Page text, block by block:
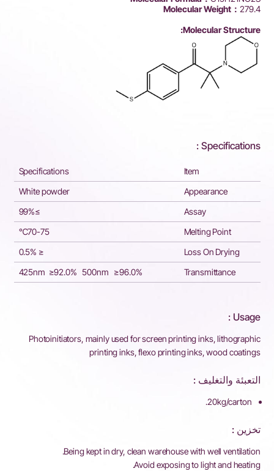
Molecular Weight： 279.4
Molecular Structure:
Specifications :
Item
Specifications
Appearance
White powder
Assay
≥99%
Melting Point
70-75℃
Loss On Drying
≤ 0.5%
Transmittance
425nm ≥92.0% 500nm ≥96.0%
Usage :
Photoinitiators, mainly used for screen printing inks, lithographic
printing inks, flexo printing inks, wood coatings
التعبئة والتغليف :
20kg/carton.
تخزين :
Being kept in dry, clean warehouse with well ventilation.
Avoid exposing to light and heating.